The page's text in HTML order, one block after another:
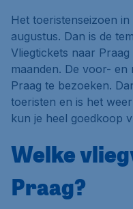
Het toeristenseizoen
augustus. Dan is de
Vliegtickets naar
maanden. De voor-
Praag te bezoeken.
toeristen en is het
kun je heel goedkoop
Welke
Praag?